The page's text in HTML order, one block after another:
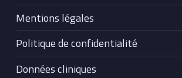
Mentions légales
Politique de confidentialité
Données cliniques